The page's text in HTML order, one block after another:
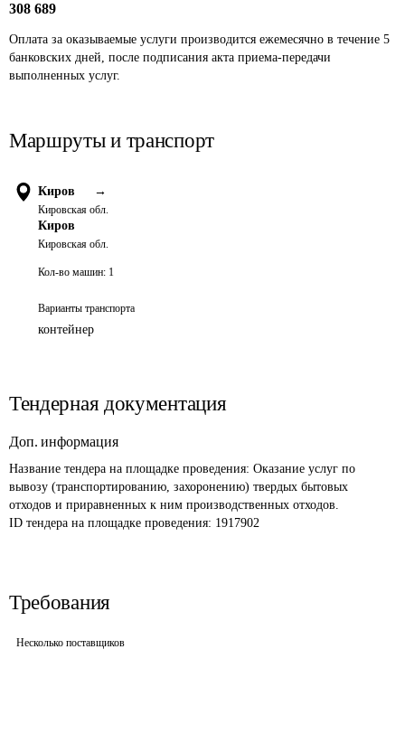
308 689
Оплата за оказываемые услуги производится ежемесячно в течение 5
банковских дней, после подписания акта приема-передачи
выполненных услуг.
Маршруты и транспорт
Киров →
Кировская обл.
Киров
Кировская обл.
Кол-во машин: 1
Варианты транспорта
контейнер
Тендерная документация
Доп. информация
Название тендера на площадке проведения: Оказание услуг по
вывозу (транспортированию, захоронению) твердых бытовых
отходов и приравненных к ним производственных отходов.
ID тендера на площадке проведения: 1917902
Требования
Несколько поставщиков